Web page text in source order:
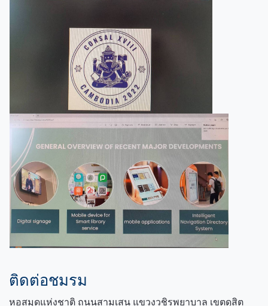
ติดต่อชมรม
หอสมุดแห่งชาติ ถนนสามเสน แขวงวชิรพยาบาล เขตดุสิต